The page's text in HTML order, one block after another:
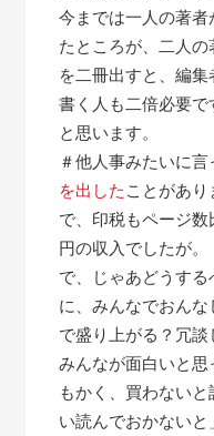
今までは一人の著
たところが、二人
を二冊出すと、編
書く人も二倍必要
と思います。
＃他人事みたいに
を出した ことがあ
で、印税もページ
円の収入でしたが。
で、じゃあどうす
に、みんなでおん
で盛り上がる？冗談
みんなが面白いと
もかく、買わない
い読んでおかない